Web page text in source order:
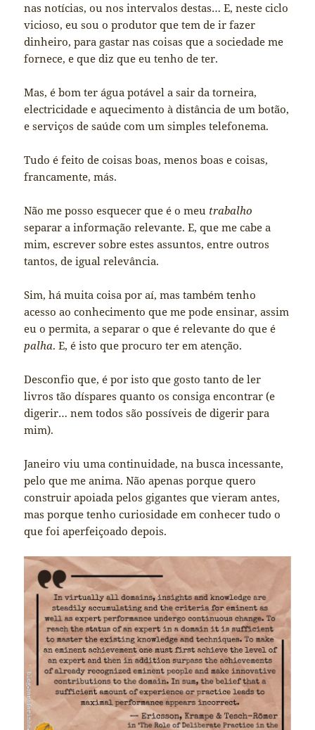
nas notícias, ou nos intervalos destas… E, neste ciclo
vicioso, eu sou o produtor que tem de ir fazer
dinheiro, para gastar nas coisas que a sociedade me
fornece, e que diz que eu tenho de ter.
Mas, é bom ter água potável a sair da torneira,
electricidade e aquecimento à distância de um botão,
e serviços de saúde com um simples telefonema.
Tudo é feito de coisas boas, menos boas e coisas,
francamente, más.
Não me posso esquecer que é o meu trabalho
separar a informação relevante. E, que me cabe a
mim, escrever sobre estes assuntos, entre outros
tantos, de igual relevância.
Sim, há muita coisa por aí, mas também tenho
acesso ao conhecimento que me pode ensinar, assim
eu o permita, a separar o que é relevante do que é
palha. E, é isto que procuro ter em atenção.
Desconfio que, é por isto que gosto tanto de ler
livros tão díspares quanto os consiga encontrar (e
digerir… nem todos são possíveis de digerir para
mim).
Janeiro viu uma continuidade, na busca incessante,
pelo que me anima. Não apenas porque quero
construir apoiada pelos gigantes que vieram antes,
mas porque tenho curiosidade em conhecer tudo o
que foi aperfeiçoado depois.